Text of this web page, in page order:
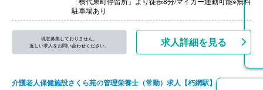
【退職金】あり※勤続5年以上
駐車場あり
現在募集しておりません。
近しい求人をお問い合わせください。
求人詳細を見る
介護老人保健施設さくら苑の管理栄養士（常勤）求人【朽網駅】